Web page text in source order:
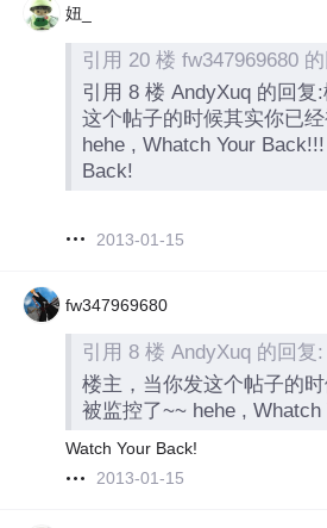
妞_
引用 20 楼 fw347969680
引用 8 楼 AndyXuq 的回复
这个帖子的时候其实你已
hehe , Whatch Your Back!!! Watch
Back!
2013-01-15
fw347969680
引用 8 楼 AndyXuq 的回复:
楼主，当你发这个帖子的
被监控了~~ hehe ,
Watch Your Back!
2013-01-15